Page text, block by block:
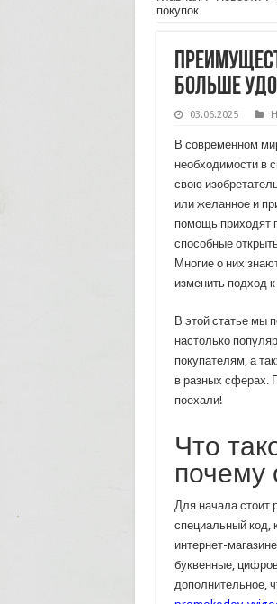
покупок
больше
03.06.2025
В современном
необходимости в
свою
или желанное и
помощь приходят
способные
Многие о них
изменить подход
В этой статье мы
настолько
покупателям, а
в разных сферах.
поехали!
Что
почему
Для начала стоит
специальный код,
интернет-
буквенные,
дополнительное,